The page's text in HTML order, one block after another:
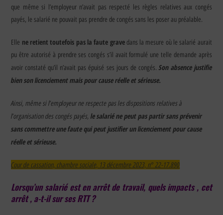
que même si l’employeur n’avait pas respecté les règles relatives aux congés
payés, le salarié ne pouvait pas prendre de congés sans les poser au préalable.
Elle ne retient toutefois pas la faute gravedans la mesure où le salarié aurait
pu être autorisé à prendre ses congés s’il avait formulé une telle demande après
avoir constaté qu’il n’avait pas épuisé ses jours de congés. Son absence justifie
bien son licenciement mais pour cause réelle et sérieuse.
Ainsi, même si l’employeur ne respecte pas les dispositions relatives à
l’organisation des congés payés,le salarié ne peut pas partir sans prévenir
sans commettre une faute quipeut justifier un licenciement pour cause
réelle et sérieuse.
Cour de cassation, chambre sociale, 13 décembre 2023, n° 22-17.890
Lorsqu’un salarié est en arrêt de travail, quels impacts , cet
arrêt , a-t-il sur ses RTT ?